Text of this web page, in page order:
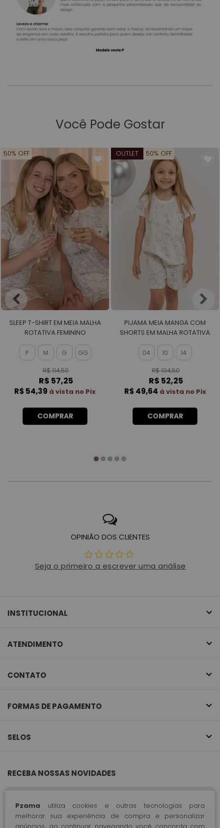
Pzama utiliza cookies e outras tecnologias para
melhorar sua experiência de compra e personalizar
anúncios, ao continuar navegando você concorda com
Você Pode Gostar
50% OFF
SLEEP T-SHIRT EM MEIA MALHA
ROTATIVA FEMININO
P M G GG
R$ 114,50
R$ 57,25
R$ 54,39 à vista no Pix
COMPRAR
OUTLET 50% OFF
PIJAMA MEIA MANGA COM
SHORTS EM MALHA ROTATIVA
FEMININO
04 10 14
R$ 104,50
R$ 52,25
R$ 49,64 à vista no Pix
COMPRAR
OPINIÃO DOS CLIENTES
Seja o primeiro a escrever uma análise
INSTITUCIONAL
ATENDIMENTO
CONTATO
FORMAS DE PAGAMENTO
SELOS
RECEBA NOSSAS NOVIDADES
CADASTRE-SE